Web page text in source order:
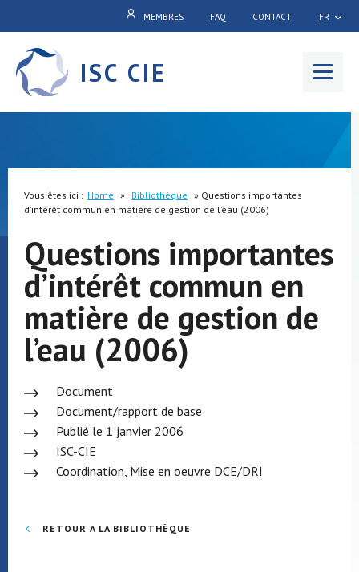
MEMBRES FAQ CONTACT FR
ISC CIE
Vous êtes ici : Home » Bibliothèque » Questions importantes
d’intérêt commun en matière de gestion de l’eau (2006)
Questions importantes
d’intérêt commun en
matière de gestion de
l’eau (2006)
Document
Document/rapport de base
Publié le 1 janvier 2006
ISC-CIE
Coordination, Mise en oeuvre DCE/DRI
RETOUR A LA BIBLIOTHÈQUE